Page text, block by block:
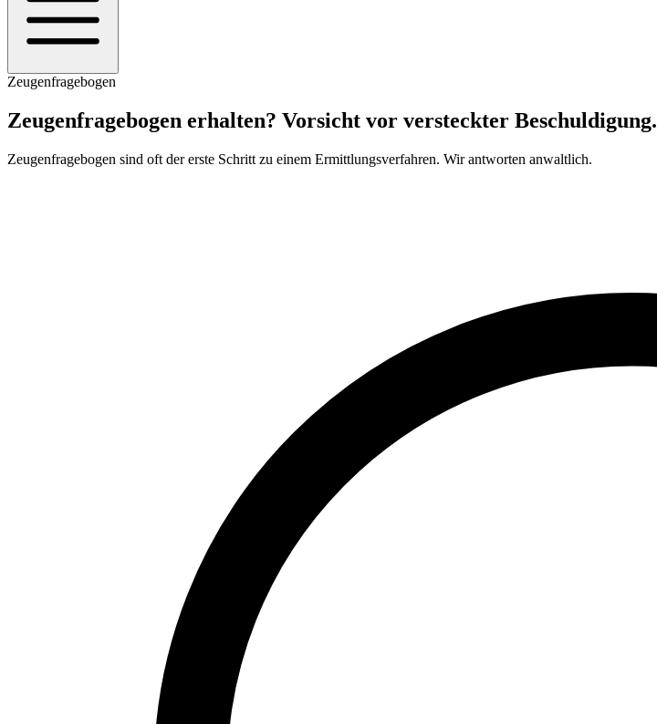
Zeugenfragebogen
Zeugenfragebogen erhalten? Vorsicht vor versteckter Beschuldigung.
Zeugenfragebogen sind oft der erste Schritt zu einem Ermittlungsverfahren. Wir antworten anwaltlich.